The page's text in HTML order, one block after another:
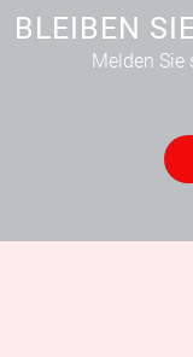
BLEIBEN
Melden Sie